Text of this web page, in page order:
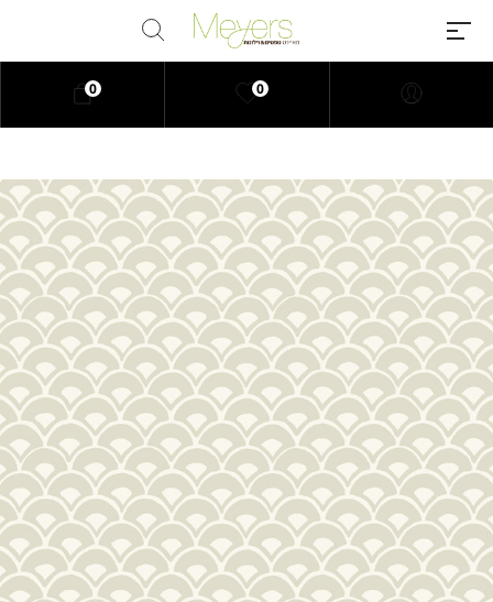
Millions of people around the
world visit Envato to buy and sell
creative assets, use smart design
templates, learn creative skills or
even hire freelancers. With an
industry-leading marketplace
paired with an unlimited
subscription service, Envato
helps creatives like you get
projects done faster.
About Envato
0
0